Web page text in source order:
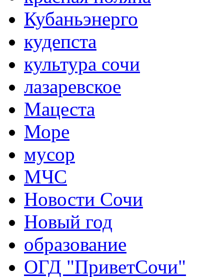
Кубаньэнерго
кудепста
культура сочи
лазаревское
Мацеста
Море
мусор
МЧС
Новости Сочи
Новый год
образование
ОГД "ПриветСочи"